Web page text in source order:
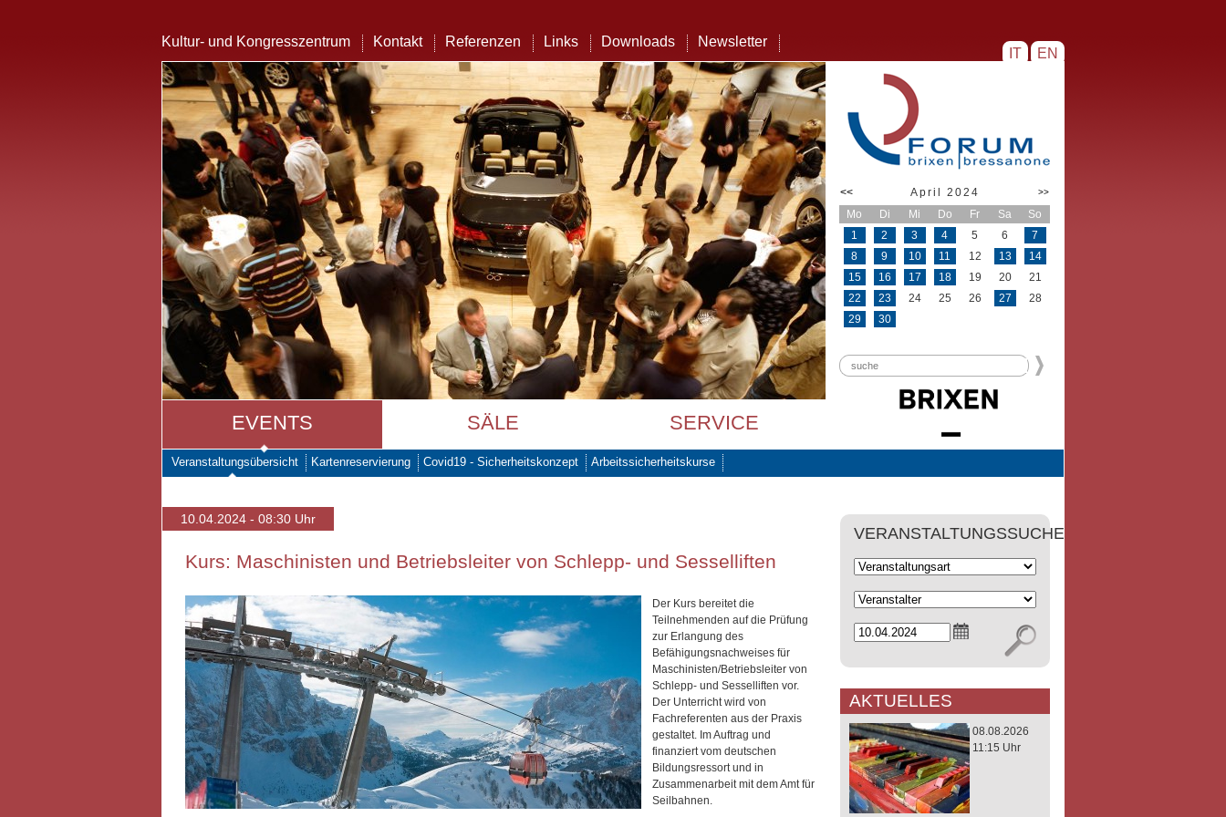
IT EN
Kultur- und Kongresszentrum Kontakt Referenzen Links Downloads Newsletter
EVENTS SÄLE SERVICE
<< April 2024 >>
Mo Di Mi Do Fr Sa
So
1
2 3 4 5 6
7
8
9 10 11 12 13
14
15
16 17 18 19 20
21
22
23 24 25 26 27
28
29
30
Veranstaltungsübersicht Kartenreservierung Covid19 - Sicherheitskonzept Arbeitssicherheitskurse
10.04.2024 - 08:30 Uhr
Kurs: Maschinisten und Betriebsleiter von Schlepp- und Sesselliften
Der Kurs bereitet die
Teilnehmenden auf die Prüfung
zur Erlangung des
Befähigungsnachweises für
Maschinisten/Betriebsleiter von
Schlepp- und Sesselliften vor.
Der Unterricht wird von
Fachreferenten aus der Praxis
gestaltet. Im Auftrag und
finanziert vom deutschen
Bildungsressort und in
Zusammenarbeit mit dem Amt für
Seilbahnen.
VERANSTALTUNGSSUCHE
AKTUELLES
08.08.2026
11:15 Uhr